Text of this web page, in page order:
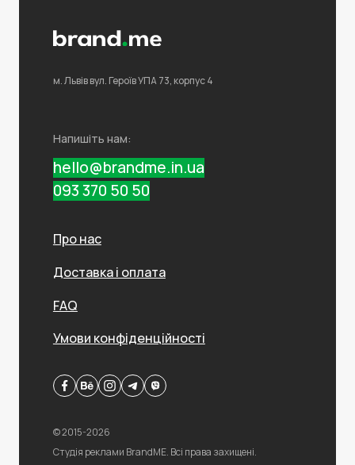
Про нас
Доставка і оплата
FAQ
Умови конфіденційності
© 2015-2026
Студія реклами BrandME. Всі права захищені.
м. Львіввул. Героїв УПА 73, корпус 4
Напишіть нам:
hello@brandme.in.ua
093 370 50 50